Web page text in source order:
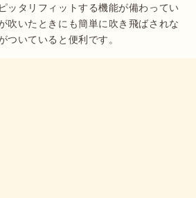
ッタリフィットする機能が備わってい
吹いたときにも簡単に吹き飛ばされな